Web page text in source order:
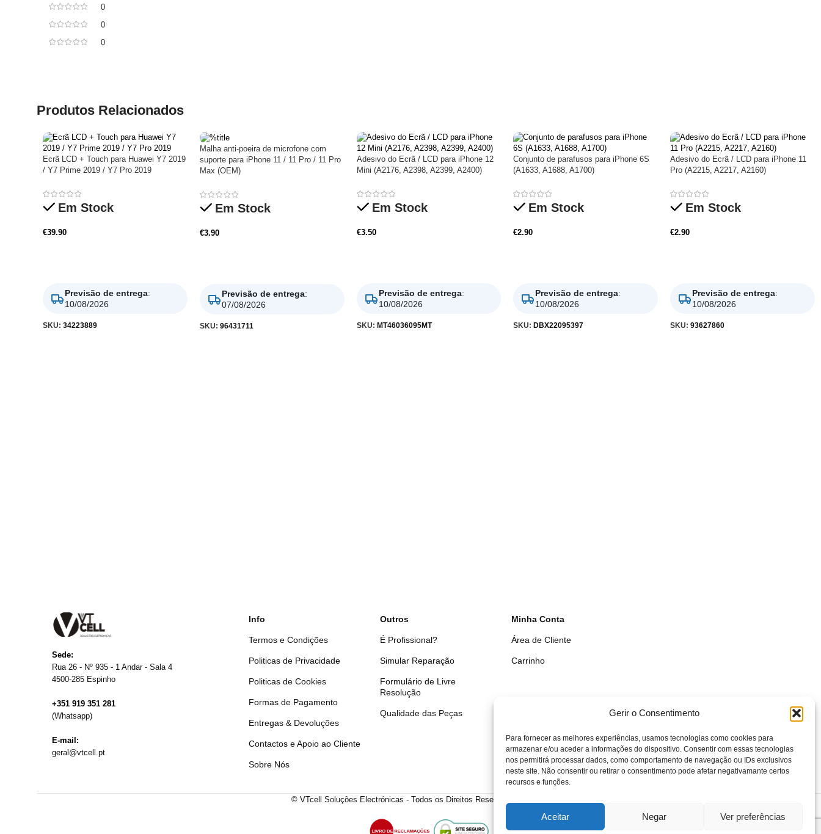
Gerir o Consentimento
Para fornecer as melhores experiências, usamos tecnologias como cookies para
armazenar e/ou aceder a informações do dispositivo. Consentir com essas tecnologias
nos permitirá processar dados, como comportamento de navegação ou IDs exclusivos
neste site. Não consentir ou retirar o consentimento pode afetar negativamante certos
recursos e funções.
Aceitar Negar Ver preferências
0
0
0
Produtos Relacionados
Ecrã LCD + Touch para Huawei Y7 2019
/ Y7 Prime 2019 / Y7 Pro 2019
Em Stock
€39.90
Previsão de entrega:
10/08/2026
SKU: 34223889
Malha anti-poeira de microfone com
suporte para iPhone 11 / 11 Pro / 11 Pro
Max (OEM)
Em Stock
€3.90
Previsão de entrega:
07/08/2026
SKU: 96431711
Adesivo do Ecrã / LCD para iPhone 12
Mini (A2176, A2398, A2399, A2400)
Em Stock
€3.50
Previsão de entrega:
10/08/2026
SKU: MT46036095MT
Conjunto de parafusos para iPhone 6S
(A1633, A1688, A1700)
Em Stock
€2.90
Previsão de entrega:
10/08/2026
SKU: DBX22095397
Adesivo do Ecrã / LCD para iPhone 11
Pro (A2215, A2217, A2160)
Em Stock
€2.90
Previsão de entrega:
10/08/2026
SKU:93627860
Sede:
Rua 26 - Nº 935 - 1 Andar - Sala 4
4500-285 Espinho
+351 919 351 281
(Whatsapp)
E-mail:
geral@vtcell.pt
Info
Termos e Condições
Politicas de Privacidade
Politicas de Cookies
Formas de Pagamento
Entregas & Devoluções
Contactos e Apoio ao Cliente
Sobre Nós
Outros
É Profissional?
Simular Reparação
Formulário de Livre
Resolução
Qualidade das Peças
Minha Conta
Área de Cliente
Carrinho
© VTcell Soluções Electrónicas - Todos os Direitos Reservados - 2018 - 2025